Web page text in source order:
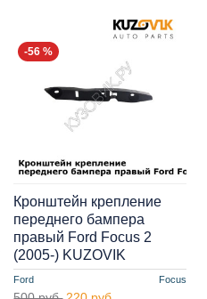
-56 %
Ford Focus
Кронштейн крепление
переднего бампера
правый Ford Focus 2
(2005-) KUZOVIK